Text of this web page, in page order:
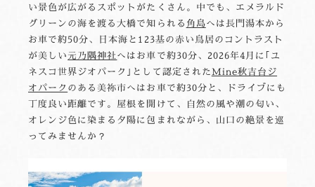
い景色が広がるスポットがたくさん。中でも、エメラルド
グリーンの海を渡る大橋で知られる 角島へは長門湯本から
お車で約50分、日本海と123基の赤い鳥居のコントラスト
が美しい元乃隅神社へはお車で約30分、2026年4月に｢ユ
ネスコ世界ジオパーク｣として認定されたMine秋吉台ジ
オパーク のある美祢市へはお車で約30分と、ドライブにも
丁度良い距離です。屋根を開けて、自然の風や潮の匂い、
オレンジ色に染まる夕陽に包まれながら、山口の絶景を巡
ってみませんか？